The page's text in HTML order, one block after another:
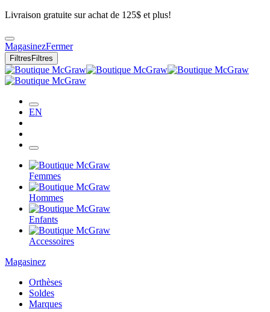
Livraison gratuite sur achat de 125$ et plus!
MagasinezFermer
Filtres Filtres
EN
Femmes
Hommes
Enfants
Accessoires
Magasinez
Orthèses
Soldes
Marques